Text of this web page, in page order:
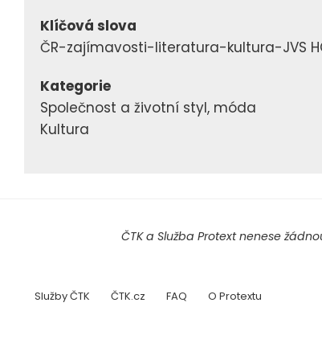
Klíčová slova
ČR-zajímavosti-literatura-kultura-JVS
Kategorie
Společnost a životní styl, móda
Kultura
ČTK a Služba Protext nenese
Služby ČTK ČTK.cz FAQ O Protextu